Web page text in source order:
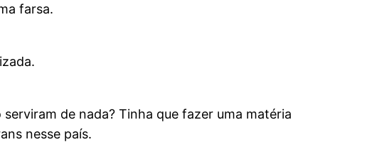
farsa.
de nada? Tinha que fazer uma matéria
nesse país.